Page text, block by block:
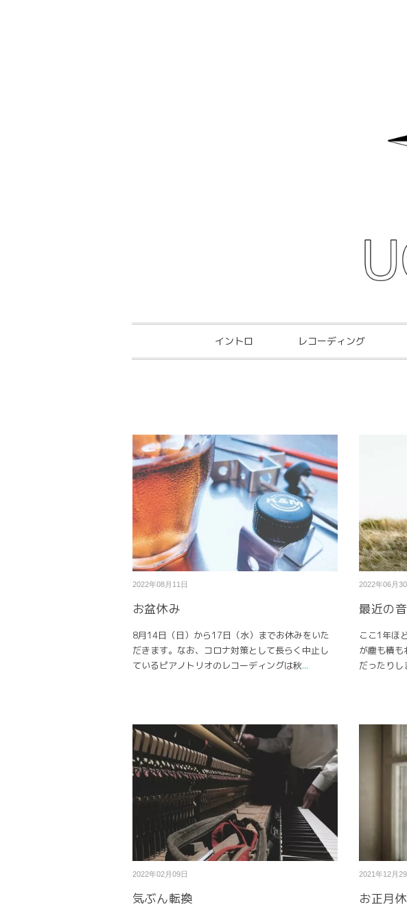
イントロ レコーディング
2022年08月11日
お盆休み
8月14日（日）から17日（水）までお休みをいた
だきます。なお、コロナ対策として長らく中止し
ているピアノトリオのレコーディングは秋...
2022年06月
最近の音
ここ1年ほ
が塵も積も
だったりし
2022年02月09日
気ぶん転換
2021年12月
お正月